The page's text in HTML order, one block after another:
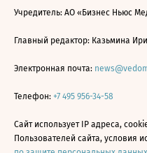
Учредитель: АО «Бизнес Ньюс
Главный редактор: Казьмина
Электронная почта:
Телефон: +7 495 956-34-58
Сайт использует IP адреса,
Пользователей сайта, условия